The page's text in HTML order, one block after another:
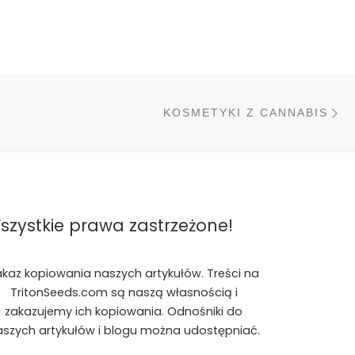
KOSMETYKI Z CANNABIS
prawa zastrzeżone!
kopiowania naszych artykułów. Treści na
TritonSeeds.com są naszą własnością i
zakazujemy ich kopiowania. Odnośniki do
artykułów i blogu można udostępniać.